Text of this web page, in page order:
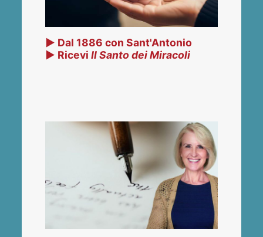
▶ Dal 1886 con Sant'Antonio
▶ RiceviIl Santo dei Miracoli